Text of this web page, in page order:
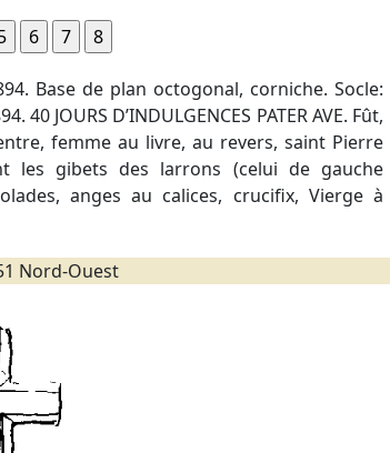
Base de plan octogonal, corniche. Socle:
40 JOURS D’INDULGENCES PATER AVE. Fût,
femme au livre, au revers, saint Pierre
les gibets des larrons (celui de gauche
anges au calices, crucifix, Vierge à
Nord-Ouest